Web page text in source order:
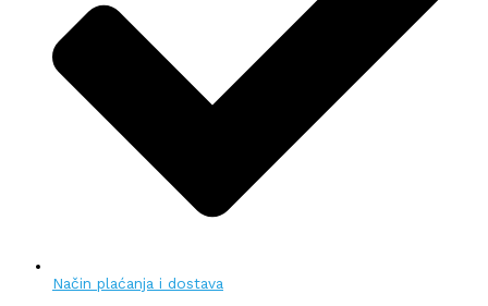
Način plaćanja i dostava